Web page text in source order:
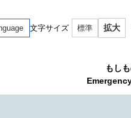
文字サイズ 標準 拡大
もし